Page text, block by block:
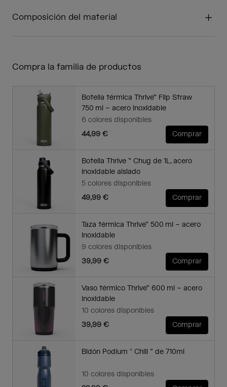
Composición del material
Compra la familia de productos
Botella térmica Thrive™ Flip Straw
750 ml – acero inoxidable
6 colores disponibles
44,99 €
Comprar
Botella Thrive ™ Chug de 1L, acero
inoxidable aislado
5 colores disponibles
49,99 €
Comprar
Taza térmica Thrive™ 500 ml – acero
inoxidable
9 colores disponibles
39,99 €
Comprar
Vaso térmico Thrive™ 600 ml – acero
inoxidable
10 colores disponibles
39,99 €
Comprar
Bidón Podium ® Chill ™ de 710ml
10 colores disponibles